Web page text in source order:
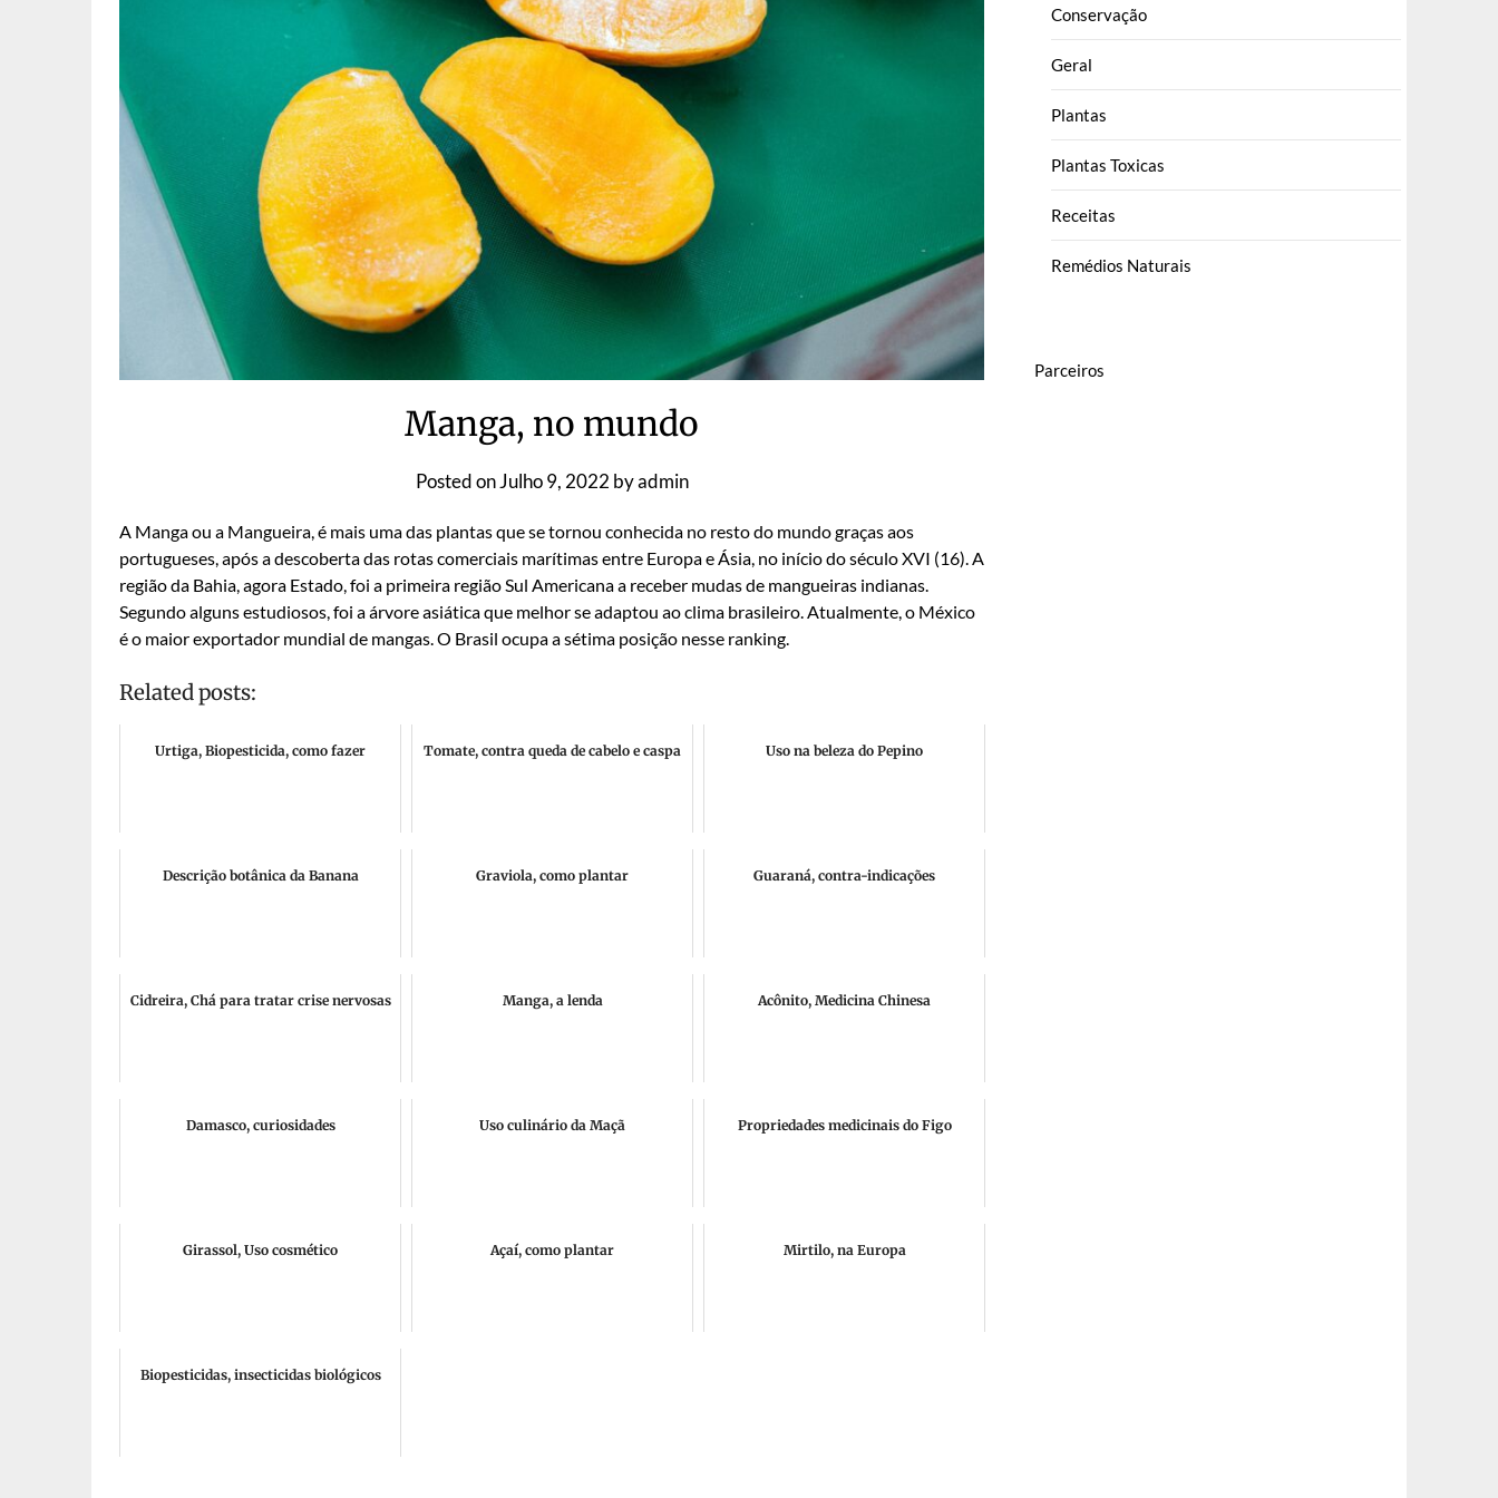
Manga, no mundo
Posted onJulho 9, 2022 byadmin
A Manga ou a Mangueira, é mais uma das plantas que se tornou conhecida no resto do mundo graças aos
portugueses, após a descoberta das rotas comerciais marítimas entre Europa e Ásia, no início do século XVI (16). A
região da Bahia, agora Estado, foi a primeira região Sul Americana a receber mudas de mangueiras indianas.
Segundo alguns estudiosos, foi a árvore asiática que melhor se adaptou ao clima brasileiro. Atualmente, o México
é o maior exportador mundial de mangas. O Brasil ocupa a sétima posição nesse ranking.
Related posts:
Urtiga, Biopesticida, como fazer Tomate, contra queda de cabelo e caspa Uso na beleza do Pepino
Descrição botânica da Banana Graviola, como plantar Guaraná, contra-indicações
Cidreira, Chá para tratar crise nervosas Manga, a lenda Acônito, Medicina Chinesa
Damasco, curiosidades Uso culinário da Maçã Propriedades medicinais do Figo
Girassol, Uso cosmético Açaí, como plantar Mirtilo, na Europa
Biopesticidas, insecticidas biológicos
Conservação
Geral
Plantas
Plantas Toxicas
Receitas
Remédios Naturais
Parceiros